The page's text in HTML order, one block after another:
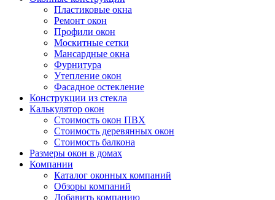
Пластиковые окна
Ремонт окон
Профили окон
Москитные сетки
Мансардные окна
Фурнитура
Утепление окон
Фасадное остекление
Конструкции из стекла
Калькулятор окон
Стоимость окон ПВХ
Стоимость деревянных окон
Стоимость балкона
Размеры окон в домах
Компании
Каталог оконных компаний
Обзоры компаний
Добавить компанию